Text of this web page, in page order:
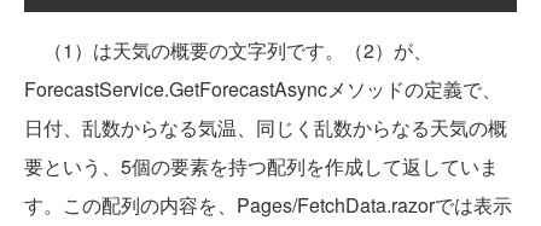
（1）は天気の概要の文字列です。（2）が、
ForecastService.GetForecastAsyncメソッドの定義で、
日付、乱数からなる気温、同じく乱数からなる天気の概
要という、5個の要素を持つ配列を作成して返していま
す。この配列の内容を、Pages/FetchData.razorでは表示